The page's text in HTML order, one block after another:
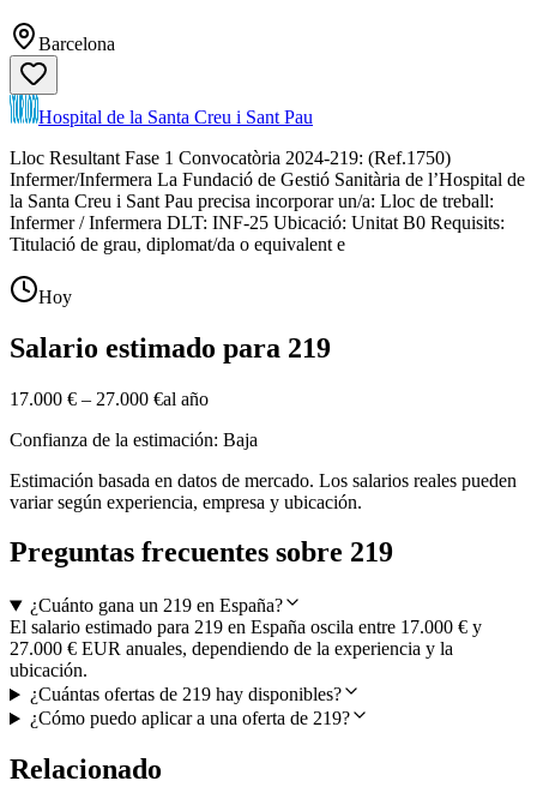
Barcelona
Hospital de la Santa Creu i Sant Pau
Lloc Resultant Fase 1 Convocatòria 2024-219: (Ref.1750)
Infermer/Infermera La Fundació de Gestió Sanitària de l’Hospital de
la Santa Creu i Sant Pau precisa incorporar un/a: Lloc de treball:
Infermer / Infermera DLT: INF-25 Ubicació: Unitat B0 Requisits:
Titulació de grau, diplomat/da o equivalent e
Hoy
Salario estimado para 219
17.000 € – 27.000 €al año
Confianza de la estimación: Baja
Estimación basada en datos de mercado. Los salarios reales pueden
variar según experiencia, empresa y ubicación.
Preguntas frecuentes sobre 219
¿Cuánto gana un 219 en España?
El salario estimado para 219 en España oscila entre 17.000 € y
27.000 € EUR anuales, dependiendo de la experiencia y la
ubicación.
¿Cuántas ofertas de 219 hay disponibles?
¿Cómo puedo aplicar a una oferta de 219?
Relacionado